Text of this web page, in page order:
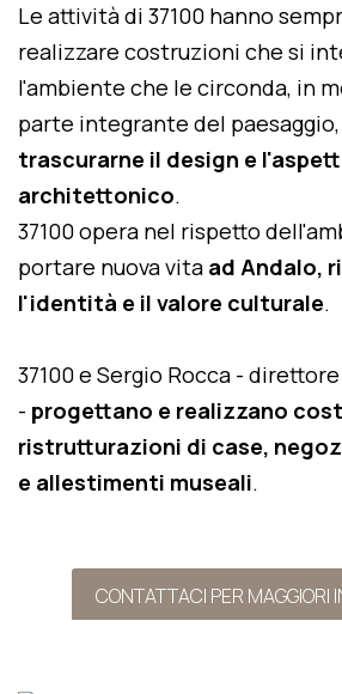
Le attività di 37100 hanno
realizzare costruzioni che si
l'ambiente che le circonda, in
parte integrante del paesaggio,
trascurarne il design e
architettonico.
37100 opera nel rispetto
portare nuova vita ad Andalo,
l'identità e il valore culturale.
37100 e Sergio Rocca -
- progettano e realizzano
ristrutturazioni di case,
e allestimenti museali.
CONTATTACI PER MAGGIORI